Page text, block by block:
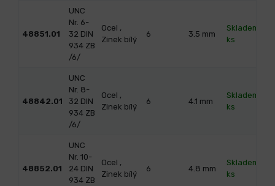
48851.01
UNC
Nr. 6-
32 DIN
934 ZB
/6/
Ocel ,
Zinek bílý
6 3.5 mm
Skladem 476
ks
48842.01
UNC
Nr. 8-
32 DIN
934 ZB
/6/
Ocel ,
Zinek bílý
6 4.1 mm
Skladem
ks
48852.01
UNC
Nr. 10-
24 DIN
934 ZB
Ocel ,
Zinek bílý
6 4.8 mm
Skladem 421
ks